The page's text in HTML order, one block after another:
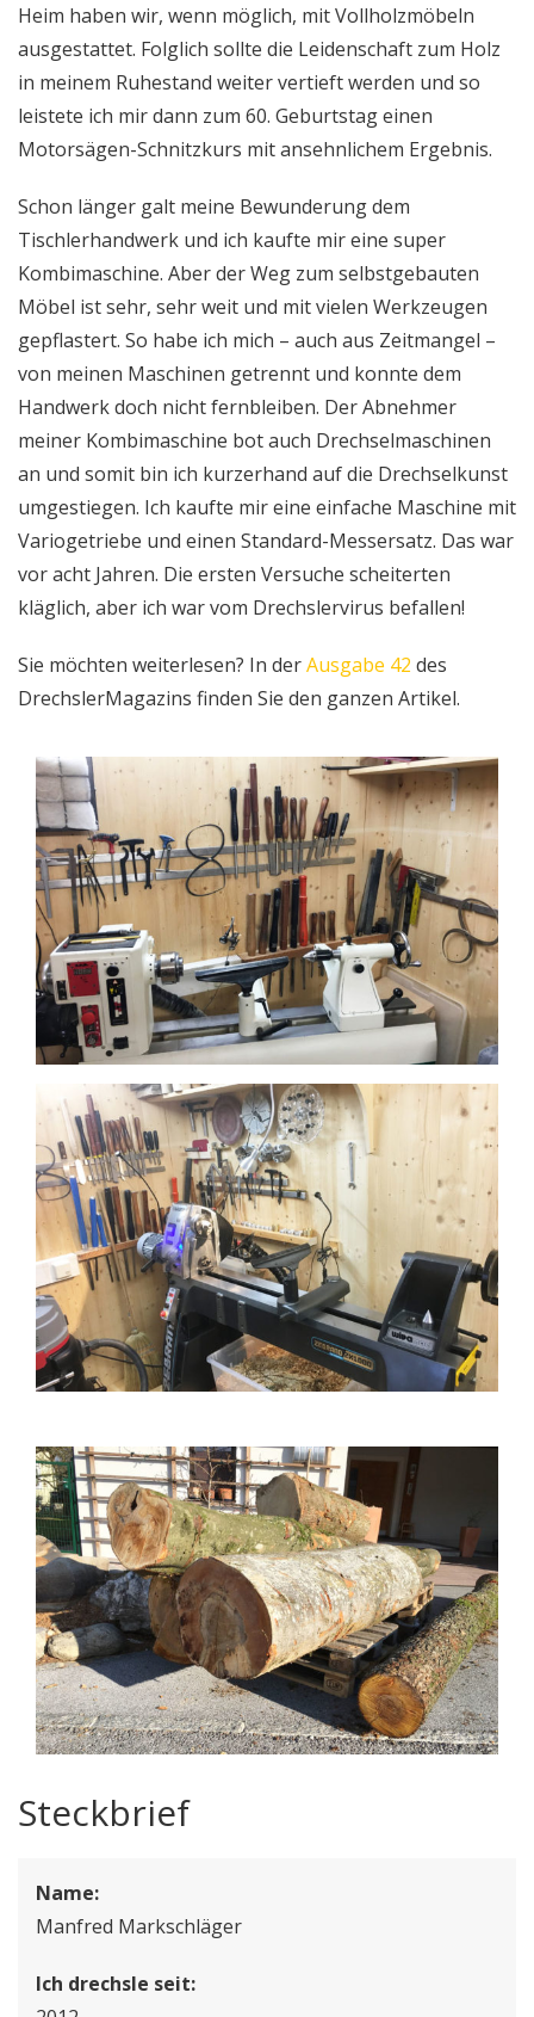
Heim haben wir, wenn möglich, mit Vollholzmöbeln
ausgestattet. Folglich sollte die Leidenschaft zum Holz
in meinem Ruhestand weiter vertieft werden und so
leistete ich mir dann zum 60. Geburtstag einen
Motorsägen-Schnitzkurs mit ansehnlichem Ergebnis.
Schon länger galt meine Bewunderung dem
Tischlerhandwerk und ich kaufte mir eine super
Kombimaschine. Aber der Weg zum selbstgebauten
Möbel ist sehr, sehr weit und mit vielen Werkzeugen
gepflastert. So habe ich mich – auch aus Zeitmangel –
von meinen Maschinen getrennt und konnte dem
Handwerk doch nicht fernbleiben. Der Abnehmer
meiner Kombimaschine bot auch Drechselmaschinen
an und somit bin ich kurzerhand auf die Drechselkunst
umgestiegen. Ich kaufte mir eine einfache Maschine mit
Variogetriebe und einen Standard-Messersatz. Das war
vor acht Jahren. Die ersten Versuche scheiterten
kläglich, aber ich war vom Drechslervirus befallen!
Sie möchten weiterlesen? In derAusgabe 42 des
DrechslerMagazins finden Sie den ganzen Artikel.
Steckbrief
Name:
Manfred Markschläger
Ich drechsle seit: